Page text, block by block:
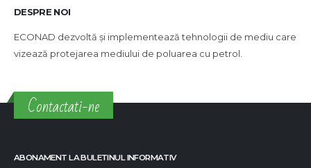
DESPRE NOI
ECONAD dezvoltă și implementează tehnologii de mediu care
vizează protejarea mediului de poluarea cu petrol.
Contactati-ne
ABONAMENT LA BULETINUL INFORMATIV